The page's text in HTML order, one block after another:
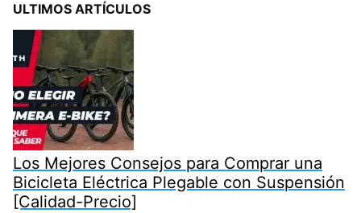
ULTIMOS ARTÍCULOS
Los Mejores Consejos para Comprar una
Bicicleta Eléctrica Plegable con Suspensión
[Calidad-Precio]